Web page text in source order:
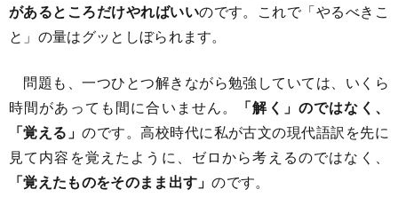
があるところだけやればいいのです。これで「やるべきこ
と」の量はグッとしぼられます。
問題も、一つひとつ解きながら勉強していては、いくら
時間があっても間に合いません。
「解く」のではなく、
「覚える」のです。高校時代に私が古文の現代語訳を先に
見て内容を覚えたように、ゼロから考えるのではなく、
「覚えたものをそのまま出す」のです。